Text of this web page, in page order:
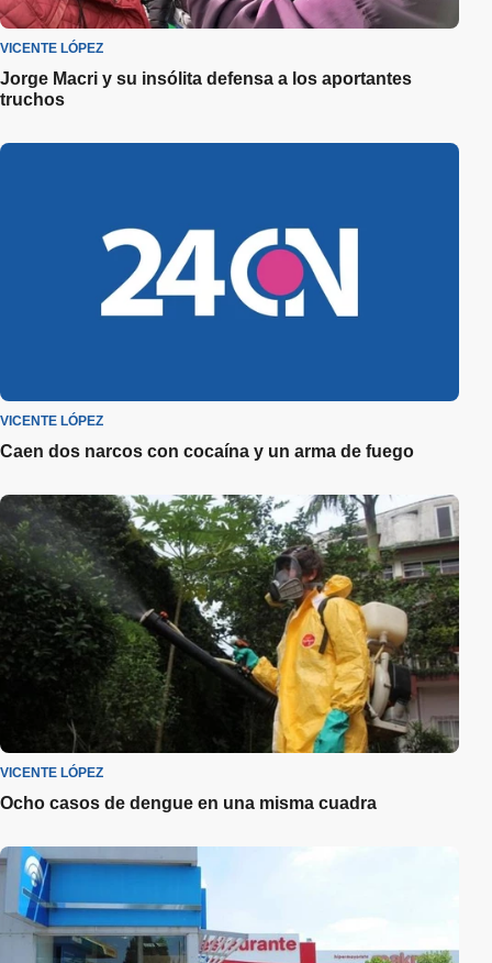
VICENTE LÓPEZ
Jorge Macri y su insólita defensa a los aportantes
truchos
VICENTE LÓPEZ
Caen dos narcos con cocaína y un arma de fuego
VICENTE LÓPEZ
Ocho casos de dengue en una misma cuadra